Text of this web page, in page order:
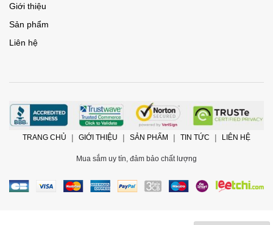
Giới thiệu
Sản phẩm
Liên hệ
TRANG CHỦ GIỚI THIỆU SẢN PHẨM TIN TỨC LIÊN HỆ
Mua sắm uy tín, đảm bảo chất lượng